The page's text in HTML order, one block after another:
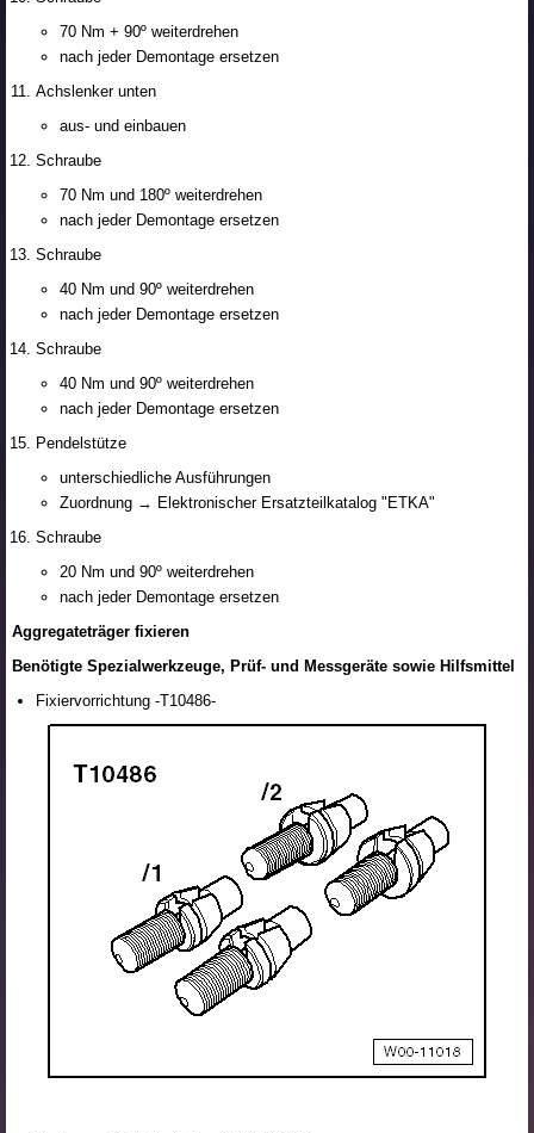
70 Nm + 90º weiterdrehen
nach jeder Demontage ersetzen
Achslenker unten
aus- und einbauen
Schraube
70 Nm und 180º weiterdrehen
nach jeder Demontage ersetzen
Schraube
40 Nm und 90º weiterdrehen
nach jeder Demontage ersetzen
Schraube
40 Nm und 90º weiterdrehen
nach jeder Demontage ersetzen
Pendelstütze
unterschiedliche Ausführungen
Zuordnung → Elektronischer Ersatzteilkatalog "ETKA"
Schraube
20 Nm und 90º weiterdrehen
nach jeder Demontage ersetzen
Aggregateträger fixieren
Benötigte Spezialwerkzeuge, Prüf- und Messgeräte sowie Hilfsmittel
Fixiervorrichtung -T10486-